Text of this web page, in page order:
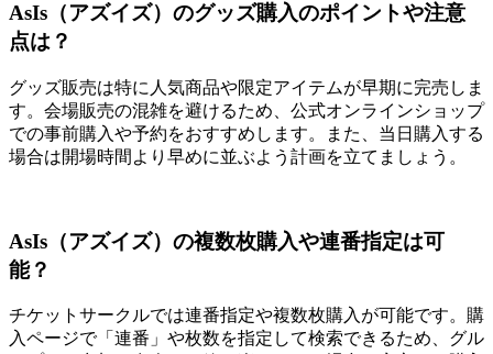
AsIs（アズイズ）のグッズ購入のポイントや注意
点は？
グッズ販売は特に人気商品や限定アイテムが早期に完売しま
す。会場販売の混雑を避けるため、公式オンラインショップ
での事前購入や予約をおすすめします。また、当日購入する
場合は開場時間より早めに並ぶよう計画を立てましょう。
AsIs（アズイズ）の複数枚購入や連番指定は可
能？
チケットサークルでは連番指定や複数枚購入が可能です。購
入ページで「連番」や枚数を指定して検索できるため、グル